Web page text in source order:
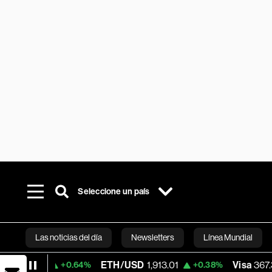
Seleccione un país
Las noticias del día Newsletters Línea Mundial
Bloomberg
ETH/USD 1,913.01 +0.38% Visa 367.32 -